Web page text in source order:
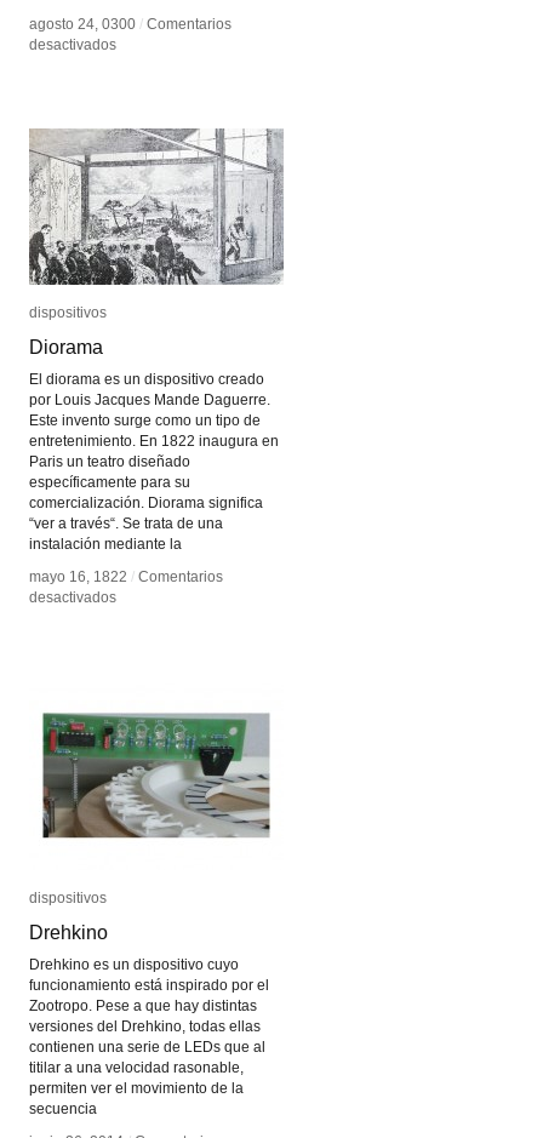
agosto 24, 0300 / Comentarios
desactivadosen
agosto 24, 0300 / Comentarios
desactivadosen
dispositivos
Diorama
El diorama es un dispositivo creado
por Louis Jacques Mande Daguerre.
Este invento surge como un tipo de
entretenimiento. En 1822 inaugura en
Paris un teatro diseñado
específicamente para su
comercialización. Diorama significa
“ver a través“. Se trata de una
instalación mediante la
mayo 16, 1822 / Comentarios
desactivadosen
dispositivos
Diorama
mayo 16, 1822 / Comentarios
desactivadosen
dispositivos
Drehkino
Drehkino es un dispositivo cuyo
funcionamiento está inspirado por el
Zootropo. Pese a que hay distintas
versiones del Drehkino, todas ellas
contienen una serie de LEDs que al
titilar a una velocidad rasonable,
permiten ver el movimiento de la
secuencia
dispositivos
Drehkino